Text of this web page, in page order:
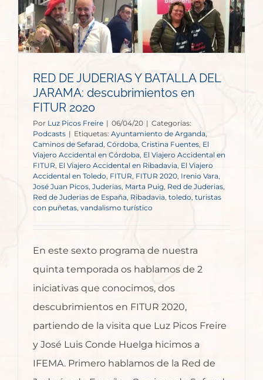
RED DE JUDERIAS Y BATALLA DEL
JARAMA: descubrimientos en
FITUR 2020
Por Luz Picos Freire | 06/04/20 | Categorías:
Podcasts | Etiquetas: Ayuntamiento de Arganda,
Caminos de Sefarad, Córdoba, Cristina Fuentes, El
Viajero Accidental en Córdoba, El Viajero Accidental en
FITUR, El Viajero Accidental en Ribadavia, El Viajero
Accidental en Toledo, FITUR, FITUR 2020, Irenio Vara,
José Juan Picos, Juderias, Marta Puig, Red de Juderias,
Red de Juderias de España, Ribadavia, toledo, turistas
con puñetas, vandalismo turístico
En este sexto programa de nuestra
quinta temporada os hablamos de 2
iniciativas que conocimos, dos
descubrimientos en FITUR 2020,
partiendo de la visita que Luz Picos Freire
y José Luis Conde Huelga hicimos a
IFEMA. Primero hablamos de la Red de